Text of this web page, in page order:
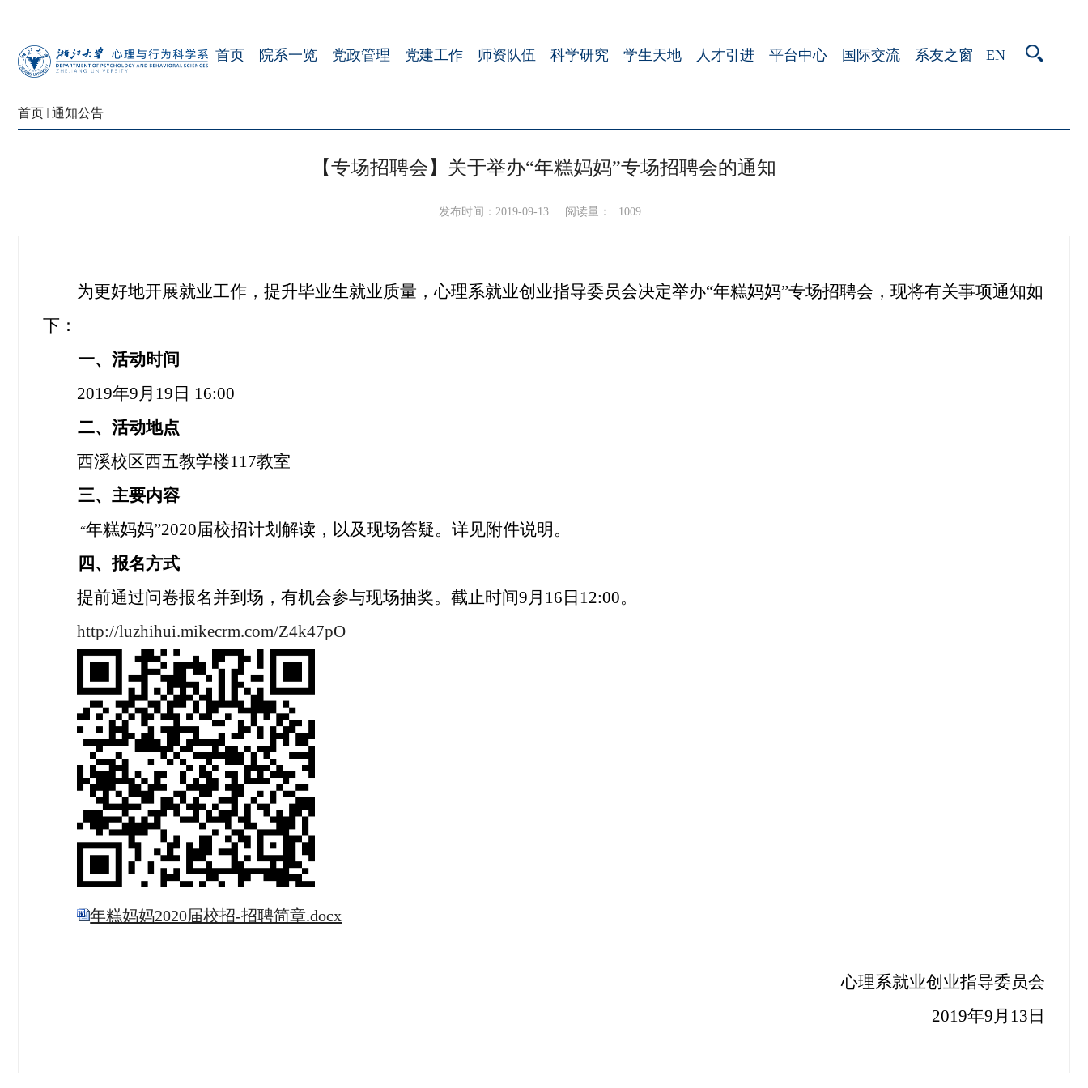
首页 院系一览 党政管理 党建工作 师资队伍 科学研究 学生天地 人才引进 平台中心 国际交流 系友之窗 EN
首页 通知公告
【专场招聘会】关于举办“年糕妈妈”专场招聘会的通知
发布时间：2019-09-13 阅读量： 1009
为更好地开展就业工作，提升毕业生就业质量，心理系就业创业指导委员会决定举办“年糕妈妈”专场招聘会，现将有关事项通知如
下：
一、活动时间
2019年9月 19 日 16:00
二、活动地点
西溪校区西五教学楼117教室
三、主要内容
“年糕妈妈”2020届校招计划解读，以及现场答疑。详见附件说明。
四、报名方式
提前通过问卷报名并到场，有机会参与现场抽奖。截止时间9月 16 日 12:00。
http://luzhihui.mikecrm.com/Z4k47pO
年糕妈妈2020届校招-招聘简章.docx
心理系就业创业指导委员会
2019年9月 13 日